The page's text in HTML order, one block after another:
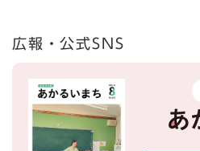
広報・公式SNS